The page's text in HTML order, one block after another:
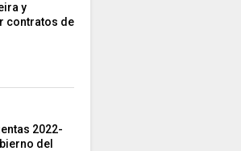
y
contratos de
2022-
del